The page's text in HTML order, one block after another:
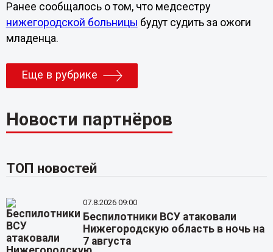
Ранее сообщалось о том, что медсестру
нижегородской больницы будут судить за ожоги
младенца.
Еще в рубрике
Новости партнёров
ТОП новостей
07.8.2026 09:00
Беспилотники ВСУ атаковали
Нижегородскую область в ночь на
7 августа